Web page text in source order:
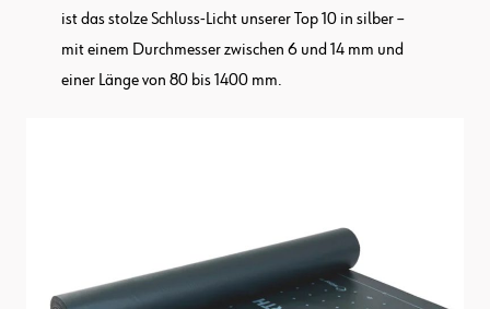
ist das stolze Schluss-Licht unserer Top 10 in silber –
mit einem Durchmesser zwischen 6 und 14 mm und
einer Länge von 80 bis 1400 mm.